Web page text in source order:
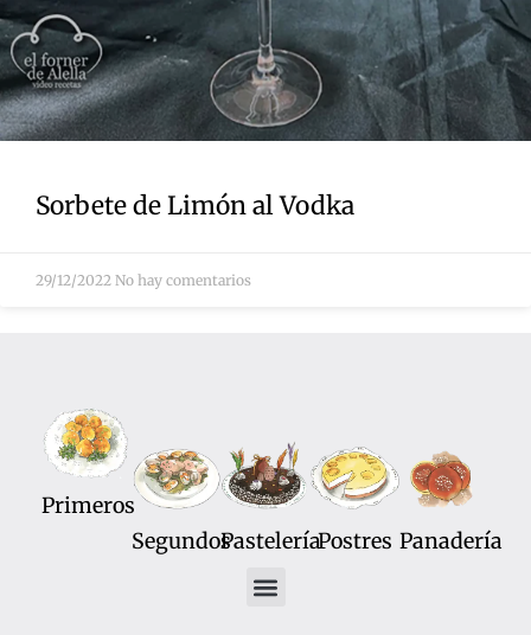
Sorbete de Limón al Vodka
29/12/2022 No hay comentarios
Primeros
SegundosPasteleríaPostres Panadería